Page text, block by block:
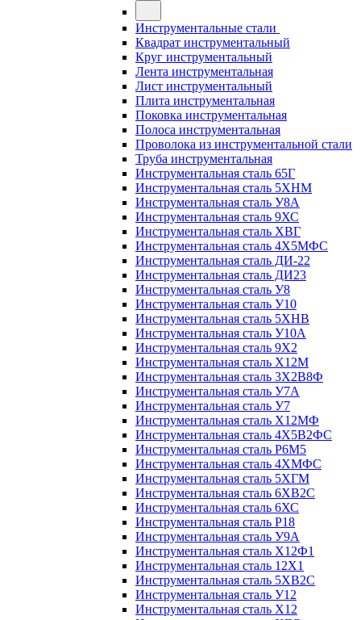
Инструментальные стали
Квадрат инструментальный
Круг инструментальный
Лента инструментальная
Лист инструментальный
Плита инструментальная
Поковка инструментальная
Полоса инструментальная
Проволока из инструментальной стали
Труба инструментальная
Инструментальная сталь 65Г
Инструментальная сталь 5ХНМ
Инструментальная сталь У8А
Инструментальная сталь 9ХС
Инструментальная сталь ХВГ
Инструментальная сталь 4Х5МФС
Инструментальная сталь ДИ-22
Инструментальная сталь ДИ23
Инструментальная сталь У8
Инструментальная сталь У10
Инструментальная сталь 5ХНВ
Инструментальная сталь У10А
Инструментальная сталь 9Х2
Инструментальная сталь Х12М
Инструментальная сталь 3Х2В8Ф
Инструментальная сталь У7А
Инструментальная сталь У7
Инструментальная сталь Х12МФ
Инструментальная сталь 4Х5В2ФС
Инструментальная сталь Р6М5
Инструментальная сталь 4ХМФС
Инструментальная сталь 5ХГМ
Инструментальная сталь 6ХВ2С
Инструментальная сталь 6ХС
Инструментальная сталь Р18
Инструментальная сталь У9А
Инструментальная сталь Х12Ф1
Инструментальная сталь 12Х1
Инструментальная сталь 5ХВ2С
Инструментальная сталь У12
Инструментальная сталь Х12